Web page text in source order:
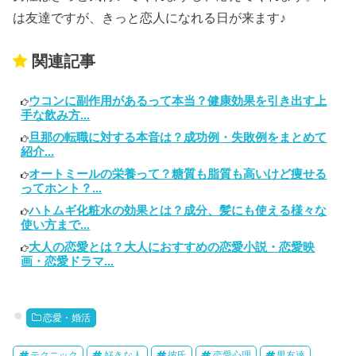
は友達ですが、きっと恋人になれる日が来ます♪
関連記事
ウコンに副作用があるって本当？健康効果を引き出す上
手な飲み方...
旦那の転職に対する本音は？成功例・失敗例をまとめて
紹介...
オートミールの栄養って？糖質も脂質も高いけど痩せる
ってホント？...
ハトムギ化粧水の効果とは？成分、髪にも使える様々な
使い方まで...
大人の恋愛とは？大人におすすめの恋愛小説・恋愛映
画・恋愛ドラマ...
恋愛・婚活